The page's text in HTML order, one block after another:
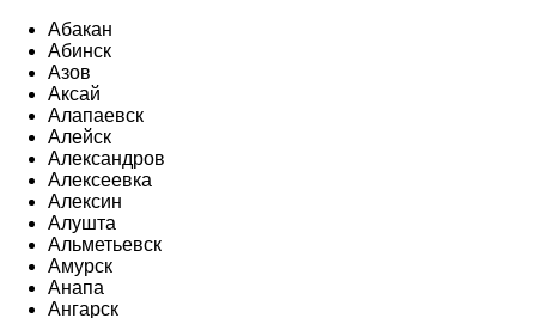
Абакан
Абинск
Азов
Аксай
Алапаевск
Алейск
Александров
Алексеевка
Алексин
Алушта
Альметьевск
Амурск
Анапа
Ангарск